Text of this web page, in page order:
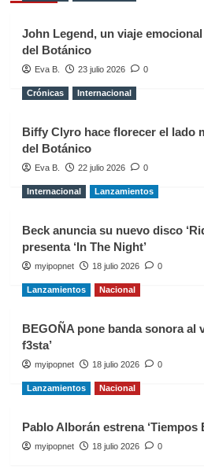
John Legend, un viaje
del Botánico
Eva B. 23 julio 2026 0
Crónicas Internacional
Biffy Clyro hace florecer el lado
del Botánico
Eva B. 22 julio 2026 0
Internacional Lanzamientos
Beck anuncia su nuevo disco
presenta ‘In The Night’
myipopnet 18 julio 2026 0
Lanzamientos Nacional
BEGOÑA pone banda sonora al
f3sta’
myipopnet 18 julio 2026 0
Lanzamientos Nacional
Pablo Alborán estrena ‘Tiempos
myipopnet 18 julio 2026 0